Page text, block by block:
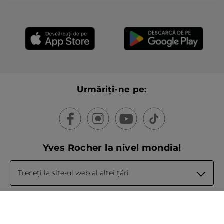
Urmăriți-ne pe:
Yves Rocher la nivel mondial
Treceți la site-ul web al altei țări